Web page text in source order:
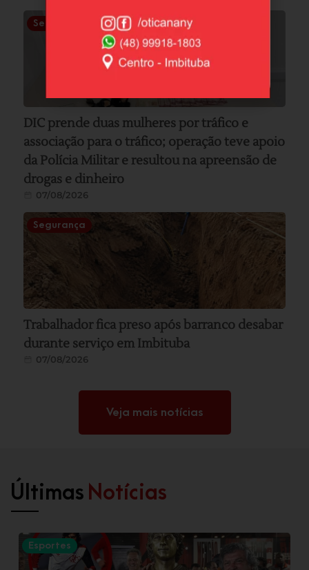
Segurança
DIC prende duas mulheres por tráfico e
associação para o tráfico; operação teve apoio
da Polícia Militar e resultou na apreensão de
drogas e dinheiro
07/08/2026
Segurança
Trabalhador fica preso após barranco desabar
durante serviço em Imbituba
07/08/2026
Veja mais notícias
Últimas Notícias
Esportes